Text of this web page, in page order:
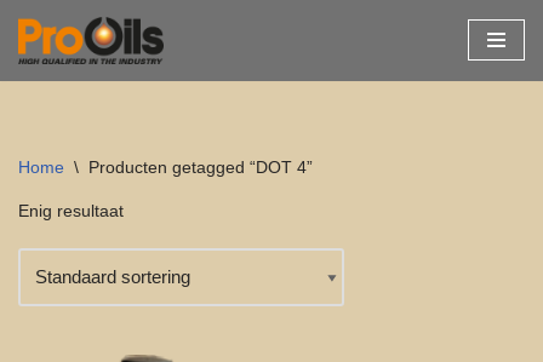
Ga
Home \ Producten getagged “DOT 4”
Enig resultaat